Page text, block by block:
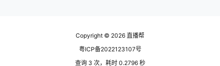
Copyright © 2026 直播帮
粤ICP备2022123107号
查询 3 次，耗时 0.2796 秒